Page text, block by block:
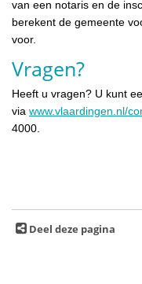
van een notaris en de
berekent de gemeente
voor.
Vragen?
Heeft u vragen? U kunt
via www.vlaardingen.nl/
4000.
Deel deze pagina